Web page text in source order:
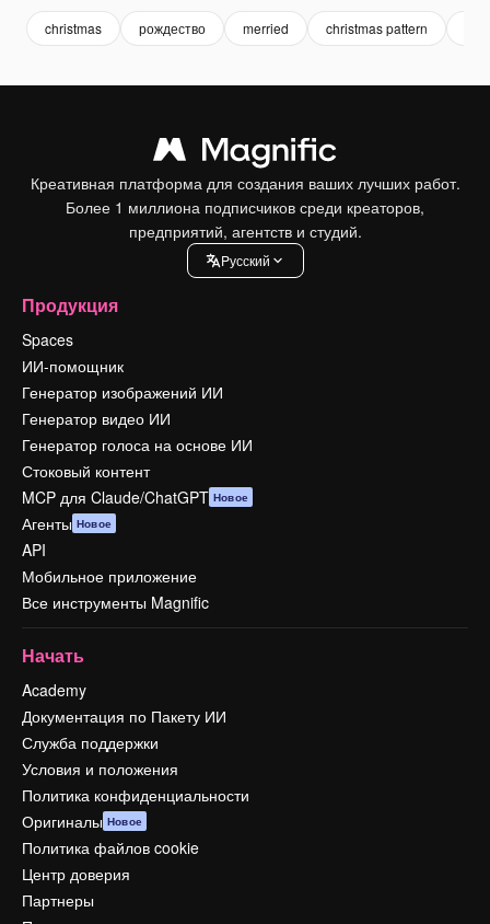
christmas рождество merried christmas pattern
Креативная платформа для создания ваших лучших работ.
Более 1 миллиона подписчиков среди креаторов,
предприятий, агентств и студий.
Pусский
Продукция
Spaces
ИИ-помощник
Генератор изображений ИИ
Генератор видео ИИ
Генератор голоса на основе ИИ
Стоковый контент
MCP для Claude/ChatGPT Новое
Агенты Новое
API
Мобильное приложение
Все инструменты Magnific
Начать
Academy
Документация по Пакету ИИ
Служба поддержки
Условия и положения
Политика конфиденциальности
Оригиналы Новое
Политика файлов cookie
Центр доверия
Партнеры